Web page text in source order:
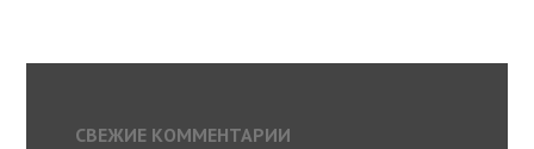
СВЕЖИЕ КОММЕНТАРИИ